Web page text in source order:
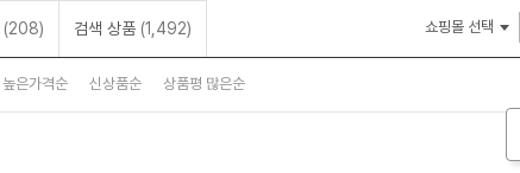
(208) 검색 상품 (1,492) 쇼핑몰 선택
높은가격순 신상품순 상품평 많은순